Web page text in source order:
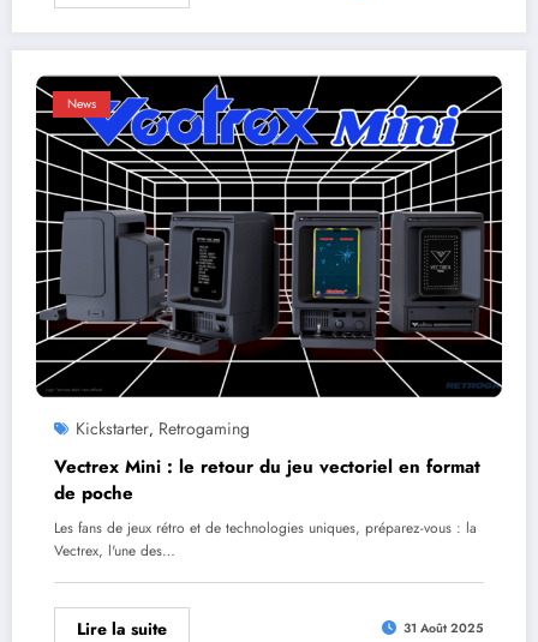
News
Kickstarter, Retrogaming
Vectrex Mini : le retour du jeu vectoriel en format
de poche
Les fans de jeux rétro et de technologies uniques, préparez-vous : la
Vectrex, l'une des…
Lire la suite 31 Août 2025